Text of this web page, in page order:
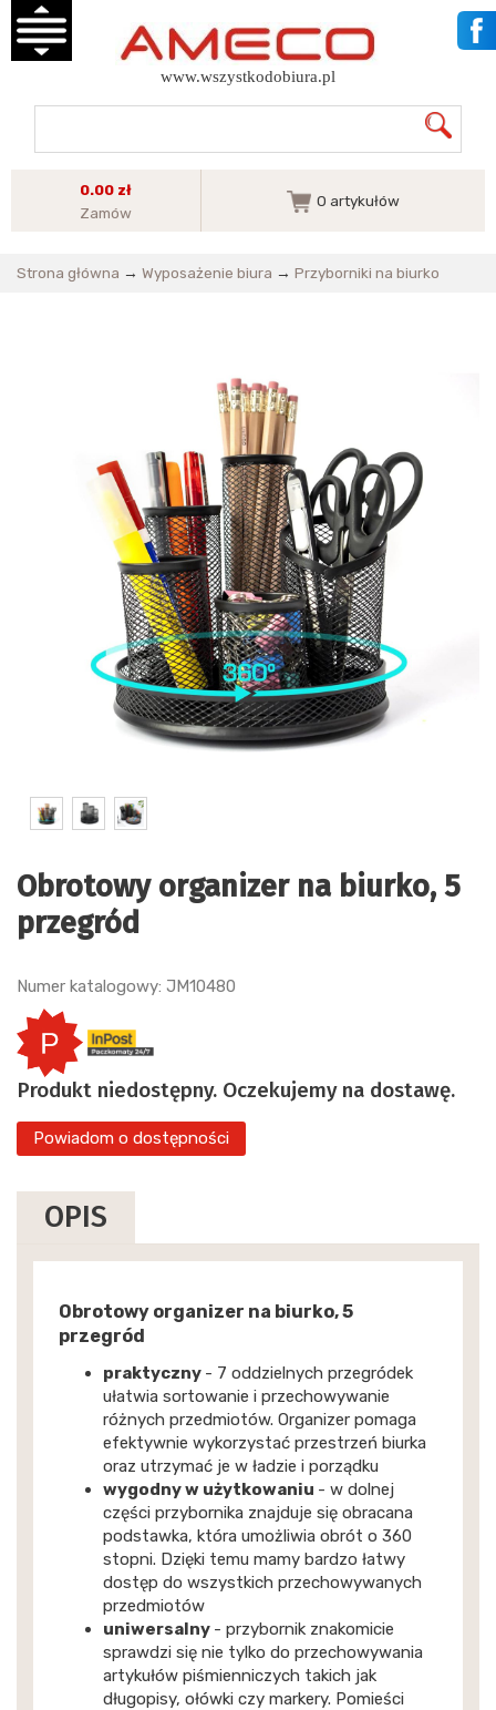
www.wszystkodobiura.pl
0.00 zł
Zamów
0 artykułów
Strona główna → Wyposażenie biura → Przyborniki na biurko
Obrotowy organizer na biurko, 5
przegród
Numer katalogowy: JM10480
Produkt niedostępny. Oczekujemy na dostawę.
Powiadom o dostępności
OPIS
Obrotowy organizer na biurko, 5
przegród
praktyczny - 7 oddzielnych przegródek
ułatwia sortowanie i przechowywanie
różnych przedmiotów. Organizer pomaga
efektywnie wykorzystać przestrzeń biurka
oraz utrzymać je w ładzie i porządku
wygodny w użytkowaniu - w dolnej
części przybornika znajduje się obracana
podstawka, która umożliwia obrót o 360
stopni. Dzięki temu mamy bardzo łatwy
dostęp do wszystkich przechowywanych
przedmiotów
uniwersalny - przybornik znakomicie
sprawdzi się nie tylko do przechowywania
artykułów piśmienniczych takich jak
długopisy, ołówki czy markery. Pomieści